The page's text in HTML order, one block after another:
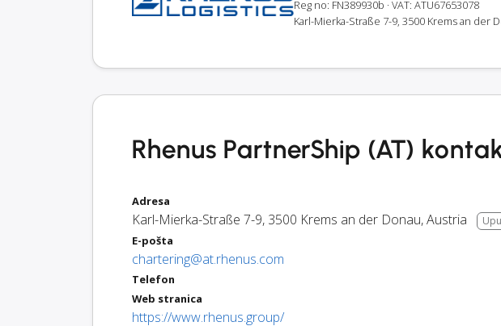
Reg no: FN389930b · VAT: ATU67653078
Karl-Mierka-Straße 7-9, 3500 Krems an der
Rhenus PartnerShip (AT)
Adresa
Karl-Mierka-Straße 7-9, 3500 Krems an der Donau,Austria
E-pošta
chartering@at.rhenus.com
Telefon
Web stranica
https://www.rhenus.group/